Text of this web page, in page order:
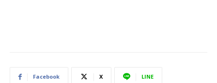
Facebook X LINE